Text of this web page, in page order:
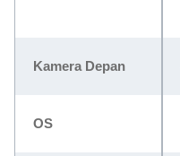
Kamera Depan
OS